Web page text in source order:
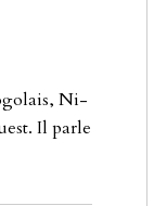
Ni­
Il par­le